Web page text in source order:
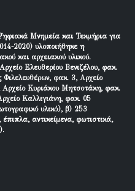
Μνημεία και Τεκμήρια για
2020) υλοποιήθηκε η
και αρχειακού υλικού.
Ελευθερίου Βενιζέλου, φακ.
φακ. 3, Αρχείο
Κυριάκου Μητσοτάκη, φακ.
Καλλιγιάνη, φακ. 05
υλικό), β) 253
αντικείμενα, φωτιστικά,